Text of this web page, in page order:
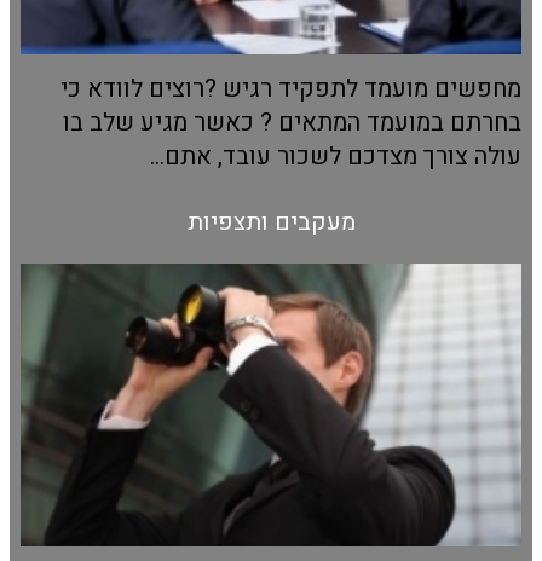
מחפשים מועמד לתפקיד רגיש ?רוצים לוודא כי
בחרתם במועמד המתאים ? כאשר מגיע שלב בו
עולה צורך מצדכם לשכור עובד, אתם...
מעקבים ותצפיות